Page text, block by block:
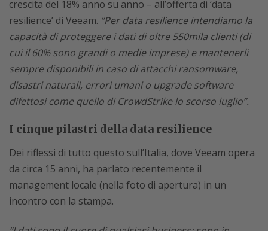
crescita del 18% anno su anno – all’offerta di ‘data
resilience’ di Veeam. “Per data resilience intendiamo la
capacità di proteggere i dati di oltre 550mila clienti (di
cui il 60% sono grandi o medie imprese) e mantenerli
sempre disponibili in caso di attacchi ransomware,
disastri naturali, errori umani o upgrade software
difettosi come quello di CrowdStrike lo scorso luglio”.
I cinque pilastri della data resilience
Dei riflessi di tutto questo sull’Italia, dove Veeam opera
da circa 15 anni, ha parlato recentemente il
management locale (nella foto di apertura) in un
incontro con la stampa.